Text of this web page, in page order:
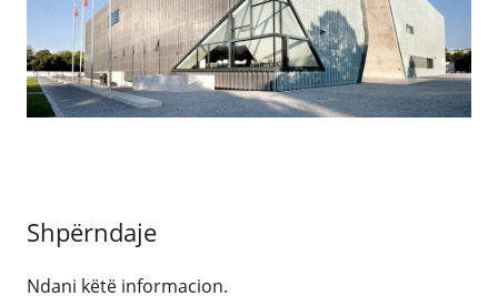
Shpërndaje
Ndani këtë informacion.